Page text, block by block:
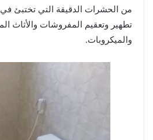
من الحشرات الدقيقة التي تختبئ
تطهير وتعقيم المفروشات والأثاث
والميكروبات.